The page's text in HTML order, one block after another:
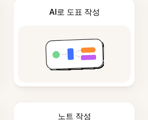
AI로 도표 작성
노트 작성